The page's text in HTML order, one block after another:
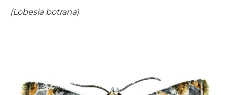
(Lobesia botrana)